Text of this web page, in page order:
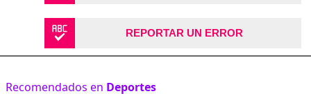
REPORTAR UN ERROR
Recomendados en Deportes